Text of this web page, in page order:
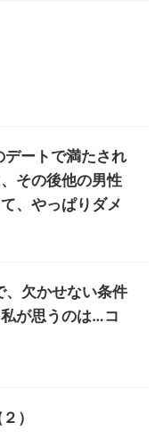
ートで満たされ
その後他の男性
、やっぱりダメ
欠かせない条件
が思うのは…コ
）